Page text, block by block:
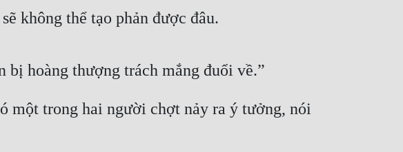
không thể tạo phản được đâu.
hoàng thượng trách mắng đuổi về.”
một trong hai người chợt nảy ra ý tưởng, nói